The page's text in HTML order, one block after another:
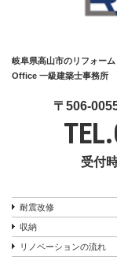
岐阜県高山市のリフォー
Office 一級建築士事務所
〒506-
TEL.
受付
耐震改修
収納
リノベーションの流れ